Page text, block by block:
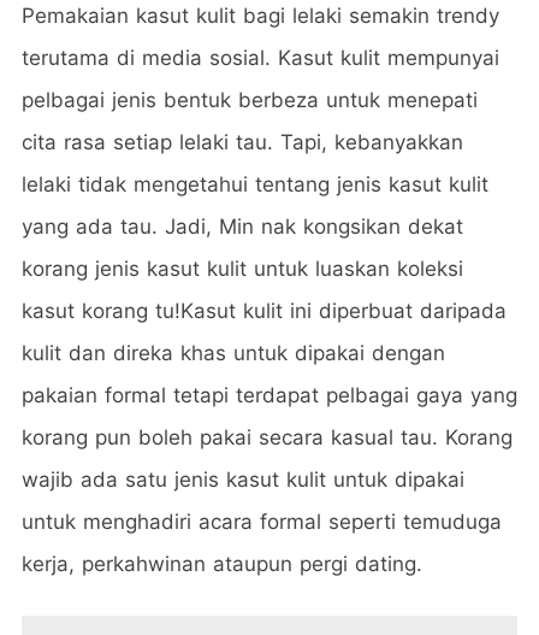
Pemakaian kasut kulit bagi lelaki semakin trendy
terutama di media sosial. Kasut kulit mempunyai
pelbagai jenis bentuk berbeza untuk menepati
cita rasa setiap lelaki tau. Tapi, kebanyakkan
lelaki tidak mengetahui tentang jenis kasut kulit
yang ada tau. Jadi, Min nak kongsikan dekat
korang jenis kasut kulit untuk luaskan koleksi
kasut korang tu!Kasut kulit ini diperbuat daripada
kulit dan direka khas untuk dipakai dengan
pakaian formal tetapi terdapat pelbagai gaya yang
korang pun boleh pakai secara kasual tau. Korang
wajib ada satu jenis kasut kulit untuk dipakai
untuk menghadiri acara formal seperti temuduga
kerja, perkahwinan ataupun pergi dating.